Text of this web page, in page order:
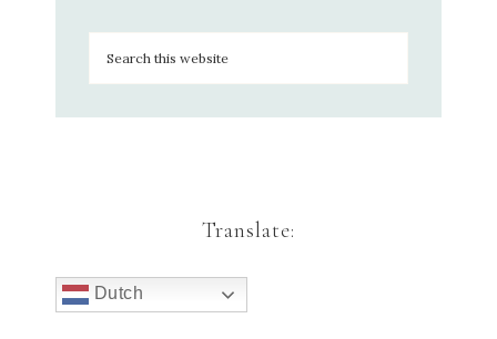
Translate:
Dutch